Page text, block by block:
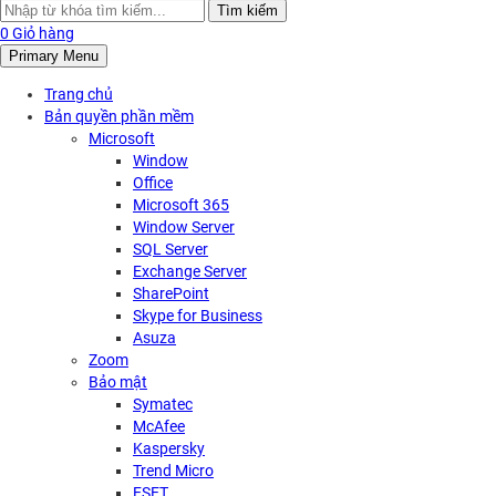
Search
for:
Tìm kiếm
0 Giỏ hàng
Primary Menu
Trang chủ
Bản quyền phần mềm
Microsoft
Window
Office
Microsoft 365
Window Server
SQL Server
Exchange Server
SharePoint
Skype for Business
Asuza
Zoom
Bảo mật
Symatec
McAfee
Kaspersky
Trend Micro